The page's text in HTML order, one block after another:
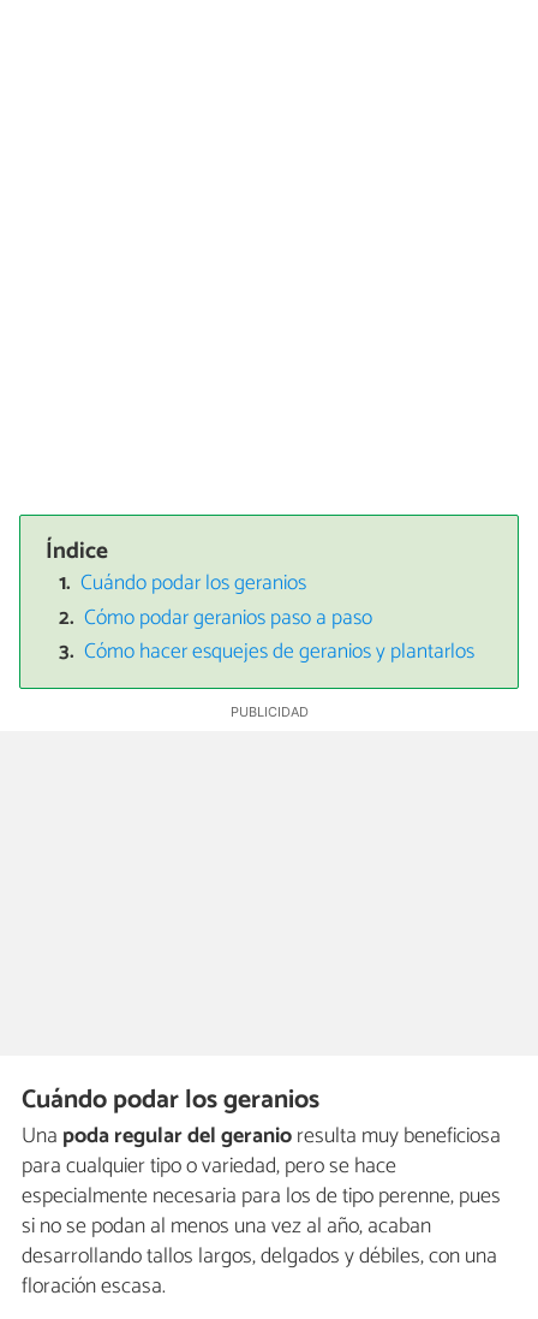
Índice
Cuándo podar los geranios
Cómo podar geranios paso a paso
Cómo hacer esquejes de geranios y plantarlos
Cuándo podar los geranios
Una poda regular del geranioresulta muy beneficiosa
para cualquier tipo o variedad, pero se hace
especialmente necesaria para los de tipo perenne, pues
si no se podan al menos una vez al año, acaban
desarrollando tallos largos, delgados y débiles, con una
floración escasa.